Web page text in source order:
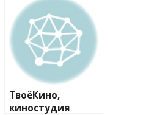
ТвоёКино,
киностудия